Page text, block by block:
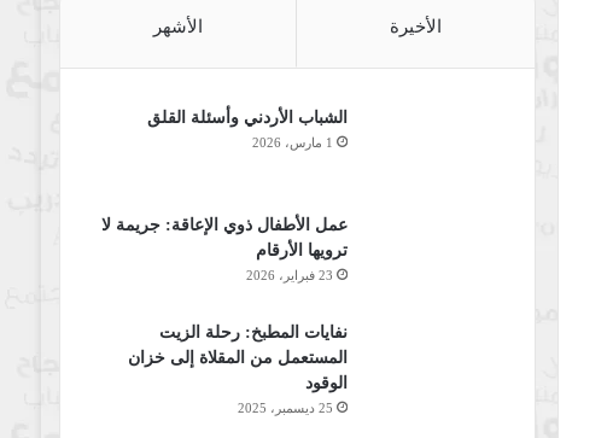
الأخيرة الأشهر
الشباب الأردني وأسئلة القلق
1 مارس، 2026
عمل الأطفال ذوي الإعاقة: جريمة لا
ترويها الأرقام
23 فبراير، 2026
نفايات المطبخ: رحلة الزيت
المستعمل من المقلاة إلى خزان
الوقود
25 ديسمبر، 2025